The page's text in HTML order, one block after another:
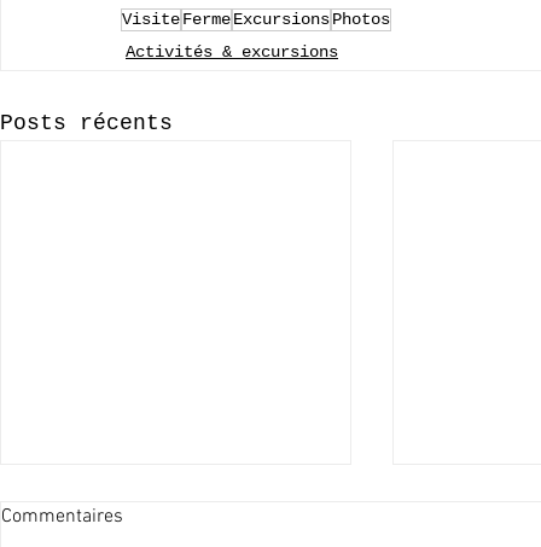
VisiteFermeExcursionsPhotos
Activités & excursions
Posts récents
Commentaires